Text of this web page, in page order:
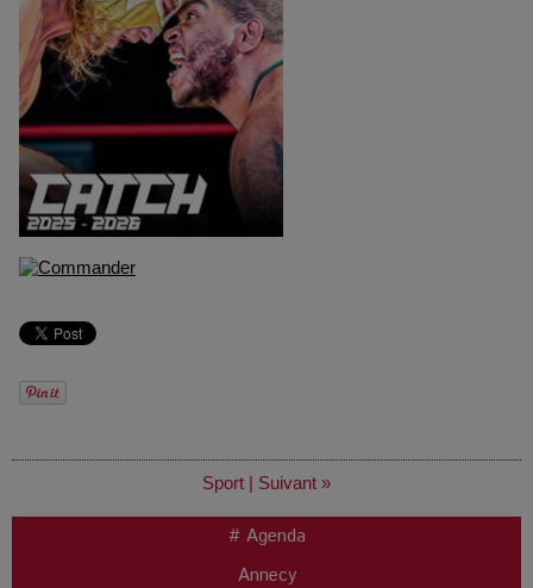
Sport | Suivant »
# Agenda
Annecy